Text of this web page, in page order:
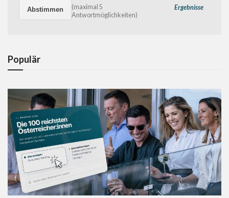
Ergebnisse
(maximal 5
Antwortmöglichkeiten)
Populär